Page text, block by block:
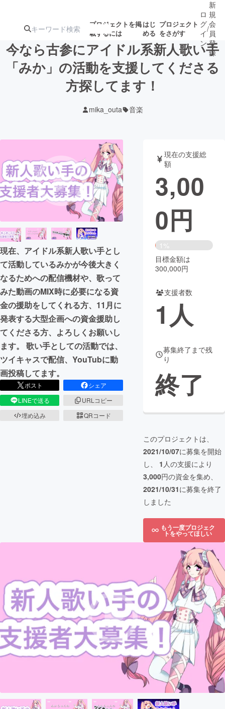
プロジェクトを掲
載するには
はじ
める
プロジェクト
をさがす
注目のリ 注目の新着プロ 募集終了が近いプ
ロジェクト
テクノロジー・ガジェット
映像・映画 書籍・雑誌
ビジネス・起業 チャレンジ
まちづくり・地域活性化
CAMPFIRE for Social Good
CAMPFIRE Creation
CAMPFIREふるさと納税machi-ya コミュニティ
ロ
グ
イ
ン
/
新
規
会
員
登
録
今なら古参にアイドル系新人歌い手
「みか」の活動を支援してくださる
方探してます！
mika_outa 音楽
現在、アイドル系新人歌い手とし
て活動しているみかが今後大きく
なるためへの配信機材や、歌って
みた動画のMIX時に必要になる資
金の援助をしてくれる方、11月に
発表する大型企画への資金援助し
てくださる方、よろしくお願いし
ます。 歌い手としての活動では、
ツイキャスで配信、YouTubに動
画投稿してます。
ポスト
シェア
LINEで送る
URLコピー
埋め込み
QRコード
現在の支援総
額
3,00
0円
1%
目標金額は
300,000円
支援者数
1人
募集終了まで残
り
終了
このプロジェクトは、
2021/10/07に募集を開始
し、 1 人の支援により
3,000円の資金を集め、
2021/10/31に募集を終了
しました
もう一度プロジェク
トをやってほしい